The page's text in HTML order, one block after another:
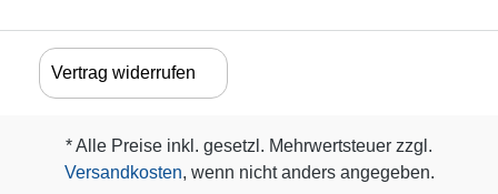
Vertrag widerrufen
* Alle Preise inkl. gesetzl. Mehrwertsteuer zzgl.
Versandkosten, wenn nicht anders angegeben.